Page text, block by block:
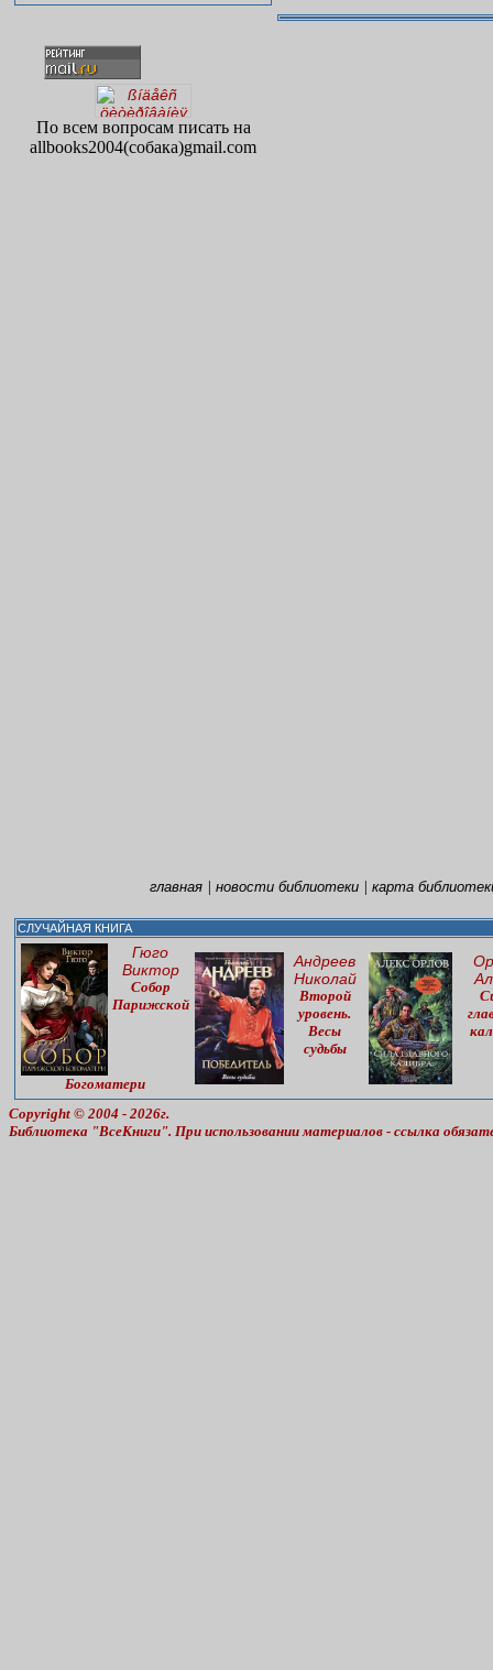
По всем вопросам писать на
allbooks2004(собака)gmail.com
главная| новости библиотеки| карта
СЛУЧАЙНАЯ КНИГА
Гюго
Виктор
Собор
Парижской
Богоматери
Андреев
Николай
Второй
уровень.
Весы
судьбы
Copyright © 2004 - 2026г.
Библиотека "ВсеКниги". При использовании материалов - ссылка